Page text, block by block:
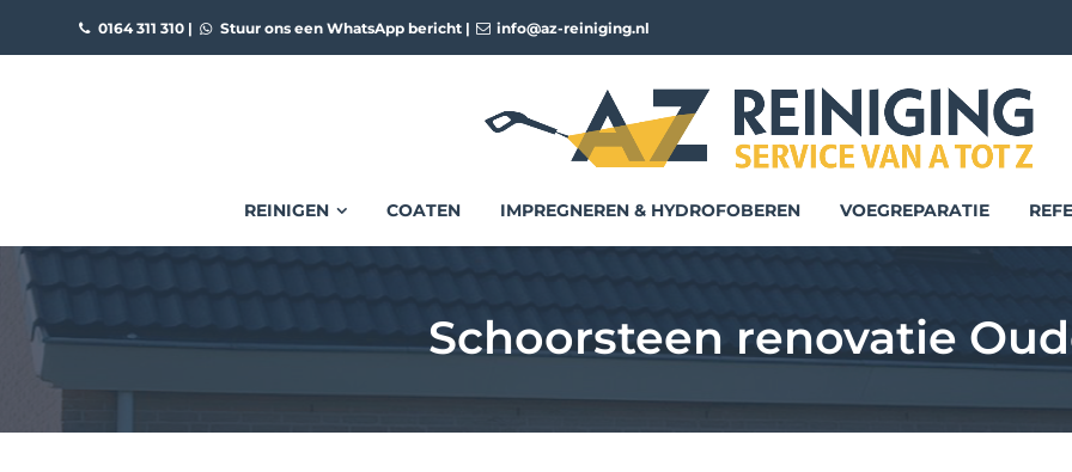
0164 311 310| Stuur ons een WhatsApp bericht| info@az-reiniging.nl
REINIGEN COATEN IMPREGNEREN & HYDROFOBEREN VOEGREPARATIE
Schoorsteen renovatie